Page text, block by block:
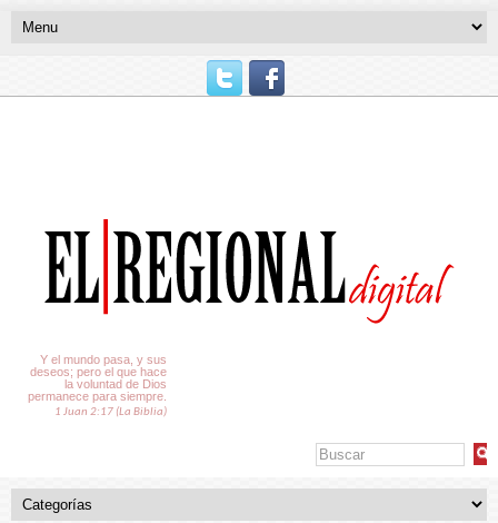
Y el mundo pasa, y sus
deseos; pero el que hace
la voluntad de Dios
permanece para siempre.
1 Juan 2:17 (La Biblia)